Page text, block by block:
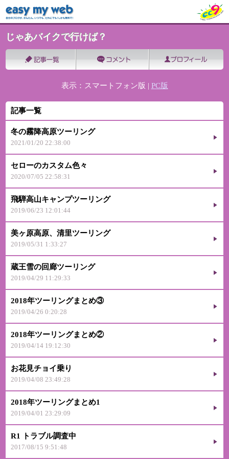
じゃあバイクで行けば？
表示：スマートフォン版 | PC版
記事一覧
冬の霧降高原ツーリング
2021/01/20 22:38:00
セローのカスタム色々
2020/07/05 22:58:31
飛騨高山キャンプツーリング
2019/06/23 12:01:44
美ヶ原高原、清里ツーリング
2019/05/31 1:33:27
蔵王雪の回廊ツーリング
2019/04/29 11:29:33
2018年ツーリングまとめ③
2019/04/26 0:20:28
2018年ツーリングまとめ②
2019/04/14 19:12:30
お花見チョイ乗り
2019/04/08 23:49:28
2018年ツーリングまとめ1
2019/04/01 23:29:09
R1 トラブル調査中
2017/08/15 9:51:48